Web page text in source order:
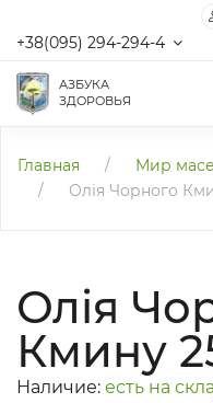
+38(095) 294-294-4
АЗБУКА
ЗДОРОВЬЯ
Главная / Мир
/
Олія Чорного
Олія
Кмину
Наличие: есть на